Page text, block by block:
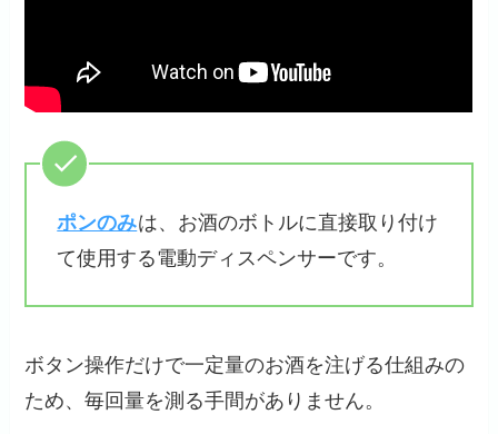
ポンのみは、お酒のボトルに直接取り付け
て使用する電動ディスペンサーです。
ボタン操作だけで一定量のお酒を注げる仕組みの
ため、毎回量を測る手間がありません。